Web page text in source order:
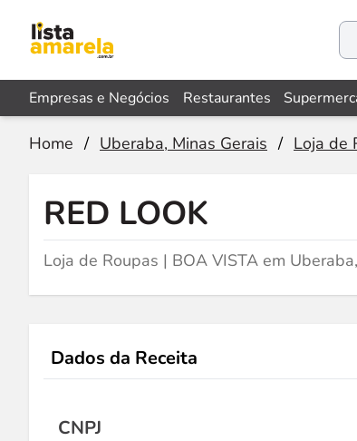
Empresas e Negócios Restaurantes
Home / Uberaba, Minas Gerais / Loja de
RED LOOK
Loja de Roupas | BOA VISTA em
Dados da Receita
CNPJ